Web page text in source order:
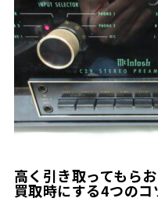
高く引き取ってもら
買取時にする4つの